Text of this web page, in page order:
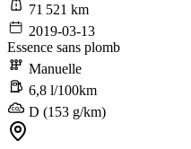
71 521 km
2019-03-13
Essence sans plomb
Manuelle
6,8 l/100km
D (153 g/km)